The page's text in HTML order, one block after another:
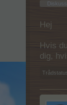
Hej
Hvis
dig,